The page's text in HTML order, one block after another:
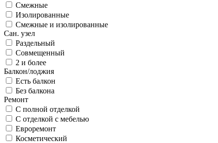
Смежные
Изолированные
Смежные и изолированные
Сан. узел
Раздельный
Совмещенный
2 и более
Балкон/лоджия
Есть балкон
Без балкона
Ремонт
С полной отделкой
С отделкой с мебелью
Евроремонт
Косметический